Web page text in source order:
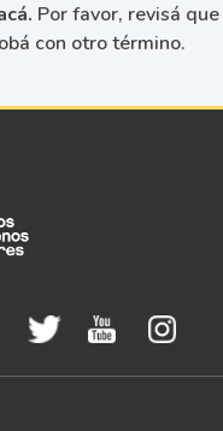
Por favor, revisá
con otro término.